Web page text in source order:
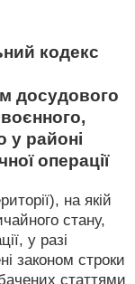
кодекс
досудового
у районі
операції
на якій
стану,
у разі
законом строки
статтями